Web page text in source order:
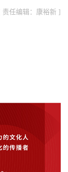
责任编辑：康裕新 ]